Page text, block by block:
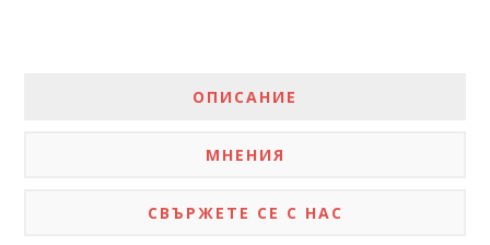
ОПИСАНИЕ
МНЕНИЯ
СВЪРЖЕТЕ СЕ С НАС